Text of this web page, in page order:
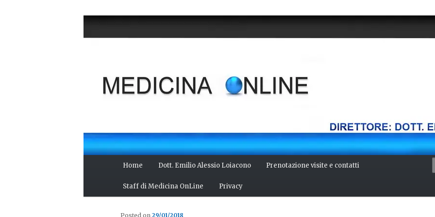
Home Dott. Emilio Alessio Loiacono Prenotazione visite e contatti
Staff di Medicina OnLine Privacy
Posted on 29/01/2018